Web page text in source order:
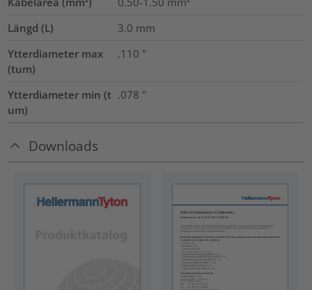
Längd (L)
3.0 mm
Ytterdiameter max
(tum)
.110 "
Ytterdiameter min (t
um)
.078 "
Downloads